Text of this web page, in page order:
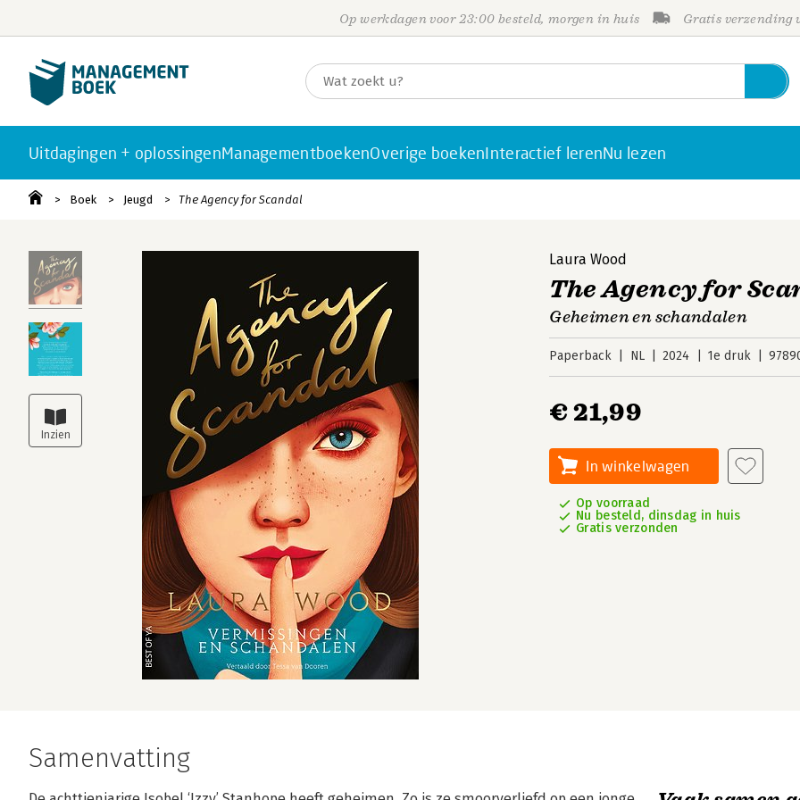
Op werkdagen voor 23:00 besteld, morgen in huis Gratis verzending
Uitdagingen + oplossingenManagementboekenOverige boekenInteractief lerenNu lezen
Boek Jeugd The Agency for Scandal
Laura Wood
The Agency for
Geheimen en schandalen
Paperback NL 2024 1e druk
€ 21,99
In winkelwagen
Op voorraad
Nu besteld, dinsdag in huis
Gratis verzonden
Samenvatting